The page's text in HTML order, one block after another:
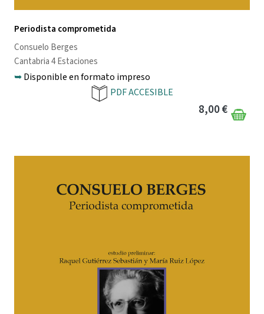
Periodista comprometida
Consuelo Berges
Cantabria 4 Estaciones
➥Disponible en formato impreso
PDF ACCESIBLE
8,00 €